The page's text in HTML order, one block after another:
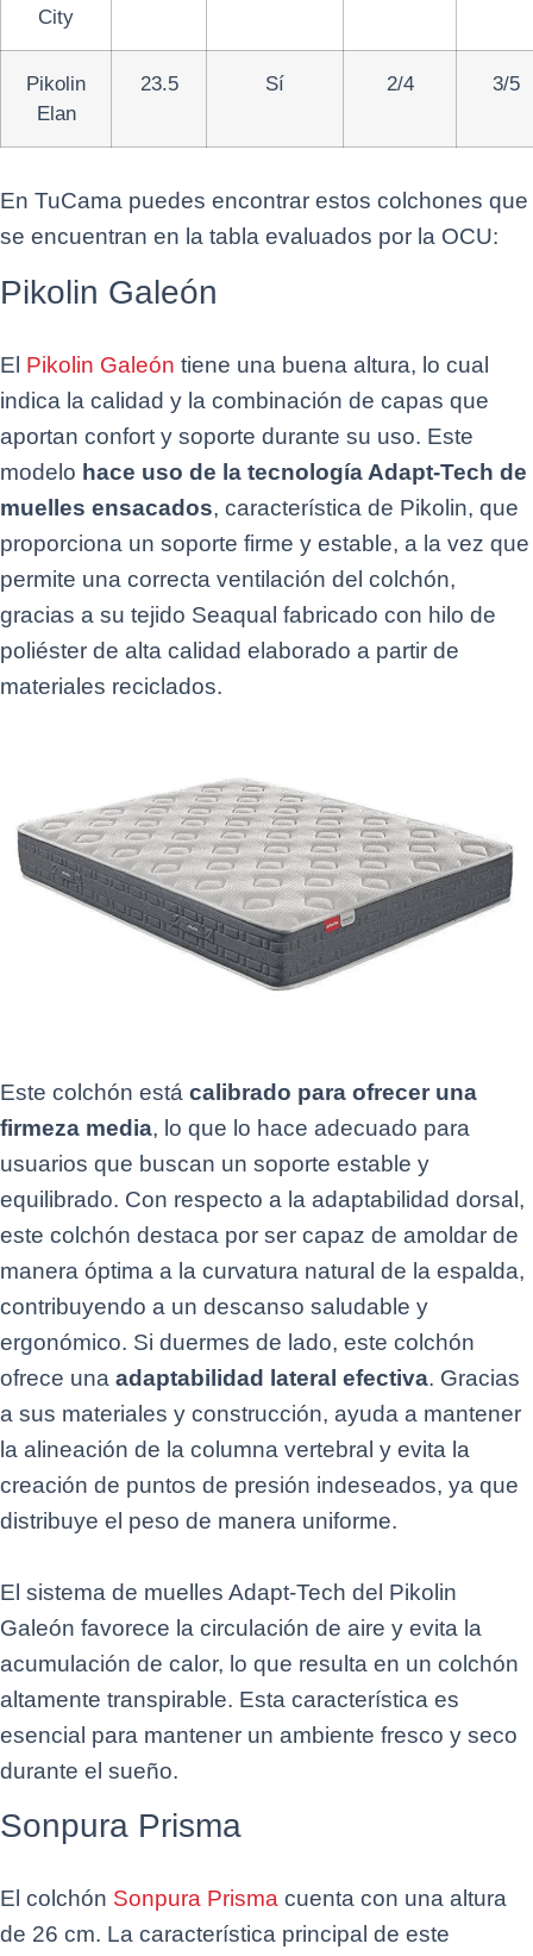
City
Pikolin
Elan
23.5 Sí 2/4 3/5
En TuCama puedes encontrar estos colchones que
se encuentran en la tabla evaluados por la OCU:
Pikolin Galeón
El Pikolin Galeón tiene una buena altura, lo cual
indica la calidad y la combinación de capas que
aportan confort y soporte durante su uso. Este
modelo hace uso de la tecnología Adapt-Tech de
muelles ensacados, característica de Pikolin, que
proporciona un soporte firme y estable, a la vez que
permite una correcta ventilación del colchón,
gracias a su tejido Seaqual fabricado con hilo de
poliéster de alta calidad elaborado a partir de
materiales reciclados.
Este colchón está calibrado para ofrecer una
firmeza media, lo que lo hace adecuado para
usuarios que buscan un soporte estable y
equilibrado. Con respecto a la adaptabilidad dorsal,
este colchón destaca por ser capaz de amoldar de
manera óptima a la curvatura natural de la espalda,
contribuyendo a un descanso saludable y
ergonómico. Si duermes de lado, este colchón
ofrece una adaptabilidad lateral efectiva. Gracias
a sus materiales y construcción, ayuda a mantener
la alineación de la columna vertebral y evita la
creación de puntos de presión indeseados, ya que
distribuye el peso de manera uniforme.
El sistema de muelles Adapt-Tech del Pikolin
Galeón favorece la circulación de aire y evita la
acumulación de calor, lo que resulta en un colchón
altamente transpirable. Esta característica es
esencial para mantener un ambiente fresco y seco
durante el sueño.
Sonpura Prisma
El colchón Sonpura Prisma cuenta con una altura
de 26 cm. La característica principal de este